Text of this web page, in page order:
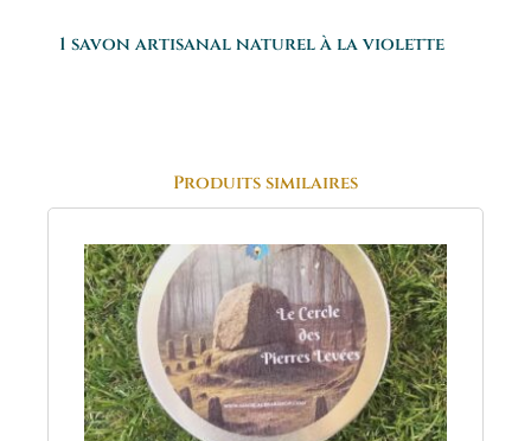
1 savon artisanal naturel à la violette
Produits similaires